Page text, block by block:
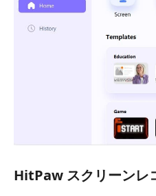
HitPaw スクリーンレ